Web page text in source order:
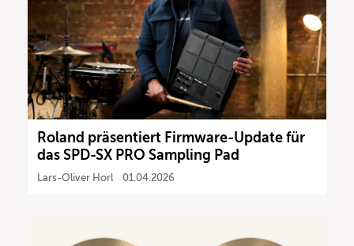
Roland präsentiert Firmware-Update für
das SPD-SX PRO Sampling Pad
Lars-Oliver Horl 01.04.2026